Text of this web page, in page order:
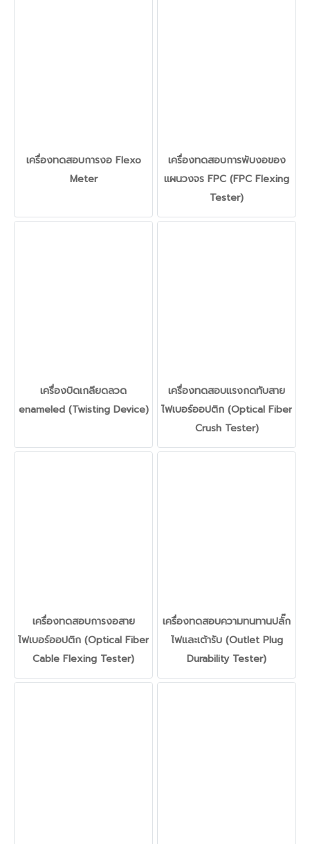
เครื่องทดสอบการงอ Flexo
Meter
เครื่องทดสอบการพับงอของ
แผนวงจร FPC (FPC Flexing
Tester)
เครื่องบิดเกลียดลวด
enameled (Twisting Device)
เครื่องทดสอบแรงกดทับสาย
ไฟเบอร์ออปติก (Optical Fiber
Crush Tester)
เครื่องทดสอบการงอสาย
ไฟเบอร์ออปติก (Optical Fiber
Cable Flexing Tester)
เครื่องทดสอบความทนทานปลั๊ก
ไฟและเต้ารับ (Outlet Plug
Durability Tester)